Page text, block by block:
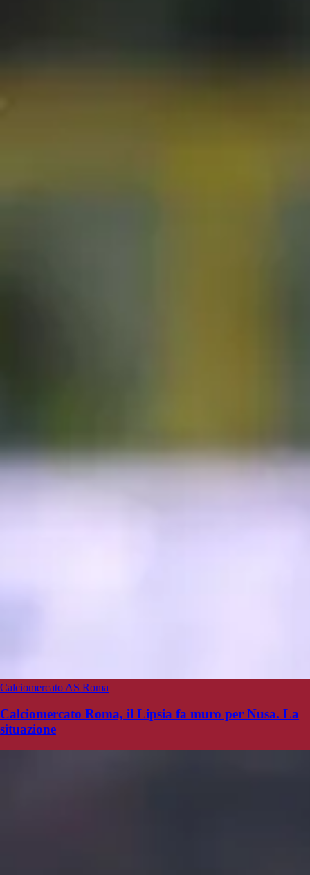
Calciomercato AS Roma
Calciomercato Roma, il Lipsia fa muro per Nusa. La
situazione